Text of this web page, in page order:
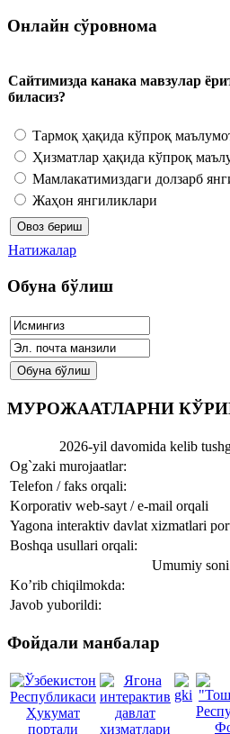
Онлайн сўровнома
Сайтимизда канака мавзулар
биласиз?
Тармоқ ҳақида кўпроқ
Ҳизматлар ҳақида кўпроқ
Мамлакатимиздаги долзарб
Жаҳон янгиликлари
Натижалар
Обуна бўлиш
МУРОЖААТЛАРНИ
2026-yil davomida kelib
Og`zaki murojaatlar:
Telefon / faks orqali:
Korporativ web-sayt / e-mail orqali
Yagona interaktiv davlat xizmatlari
Boshqa usullari orqali:
Umumiy
Ko’rib chiqilmokda:
Javob yuborildi:
Фойдали манбалар